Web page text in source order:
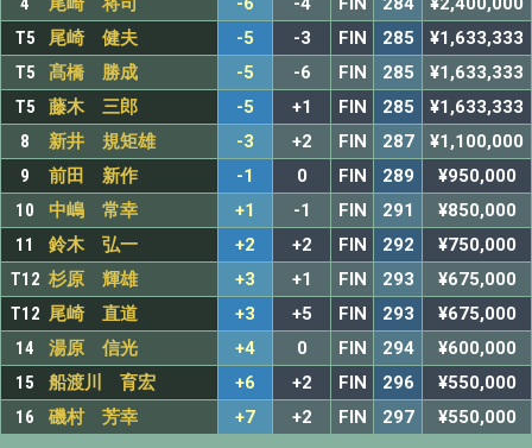
T5
尾崎 健夫 -5 -3 FIN 285
¥1,633,333
T5
髙橋 勝成 -5 -6 FIN 285
¥1,633,333
T5
藤木 三郎 -5 +1 FIN 285
¥1,633,333
8
新井 規矩雄 -3 +2 FIN 287
¥1,100,000
9
前田 新作 -1 0 FIN 289
¥950,000
10
中嶋 常幸 +1 -1 FIN 291
¥850,000
11
鈴木 弘一 +2 +2 FIN 292
¥750,000
T12 杉原 輝雄 +3 +1 FIN 293
¥675,000
T12 尾崎 直道 +3 +5 FIN 293
¥675,000
14
湯原 信光 +4 0 FIN 294
¥600,000
15
船渡川 育宏 +6 +2 FIN 296
¥550,000
16
磯村 芳幸 +7 +2 FIN 297 ¥550,000